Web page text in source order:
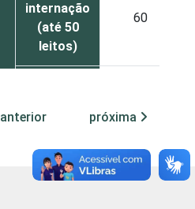
internação
(até 50
leitos)
60
(mais de
78
Serviço de
anterior próxima